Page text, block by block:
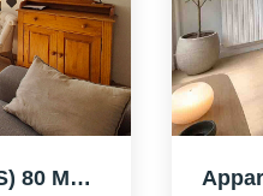
Appartement Chatou 5 Pièce(s) 80 M2 + Box